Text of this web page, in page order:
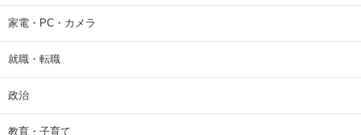
家電・PC・カメラ
就職・転職
政治
教育・子育て